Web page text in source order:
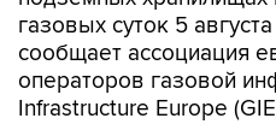
операторов газовой
Infrastructure Europe
Это на 16,5 процентных